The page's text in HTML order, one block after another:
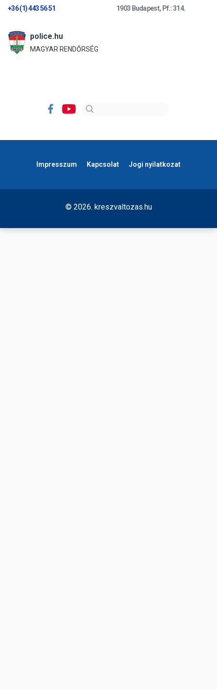
+36 (1) 443 56 51 1903 Budapest, Pf.: 314.
police.hu
MAGYAR RENDŐRSÉG
Impresszum Kapcsolat Jogi nyilatkozat
© 2026. kreszvaltozas.hu